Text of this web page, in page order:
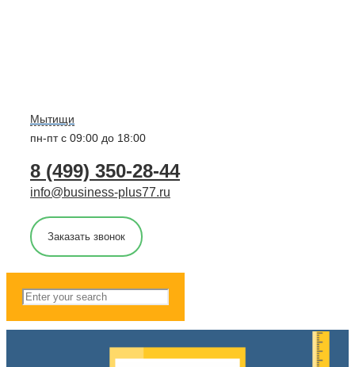
Мытищи
пн-пт с 09:00 до 18:00
8 (499) 350-28-44
info@business-plus77.ru
Заказать звонок